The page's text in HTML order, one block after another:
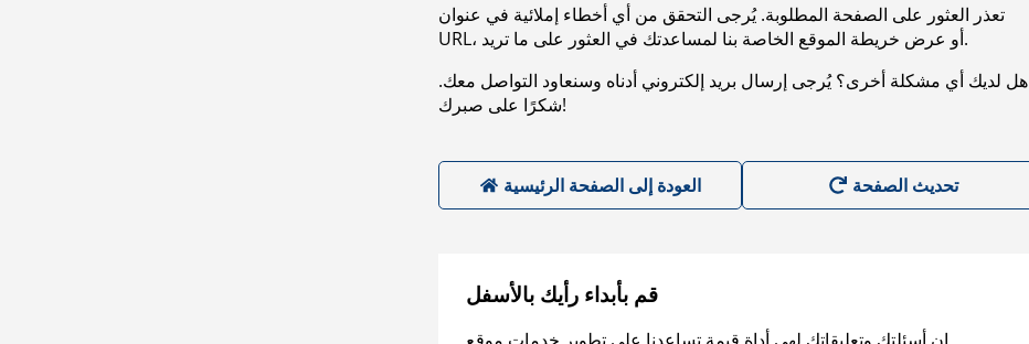
تعذر العثور على الصفحة المطلوبة. يُرجى التحقق من أي أخطاء إملائية في عنوان
URL، أو عرض خريطة الموقع الخاصة بنا لمساعدتك في العثور على ما تريد.
هل لديك أي مشكلة أخرى؟ يُرجى إرسال بريد إلكتروني أدناه وسنعاود التواصل معك.
شكرًا على صبرك!
العودة إلى الصفحة الرئيسية
قم بأبداء رأيك بالأسفل